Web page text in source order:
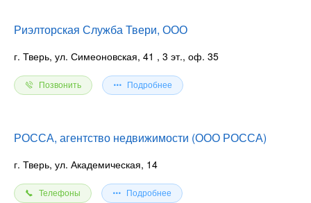
Риэлторская Служба Твери, ООО
г. Тверь, ул. Симеоновская, 41 , 3 эт., оф. 35
Позвонить Подробнее
РОССА, агентство недвижимости (ООО РОССА)
г. Тверь, ул. Академическая, 14
Телефоны Подробнее